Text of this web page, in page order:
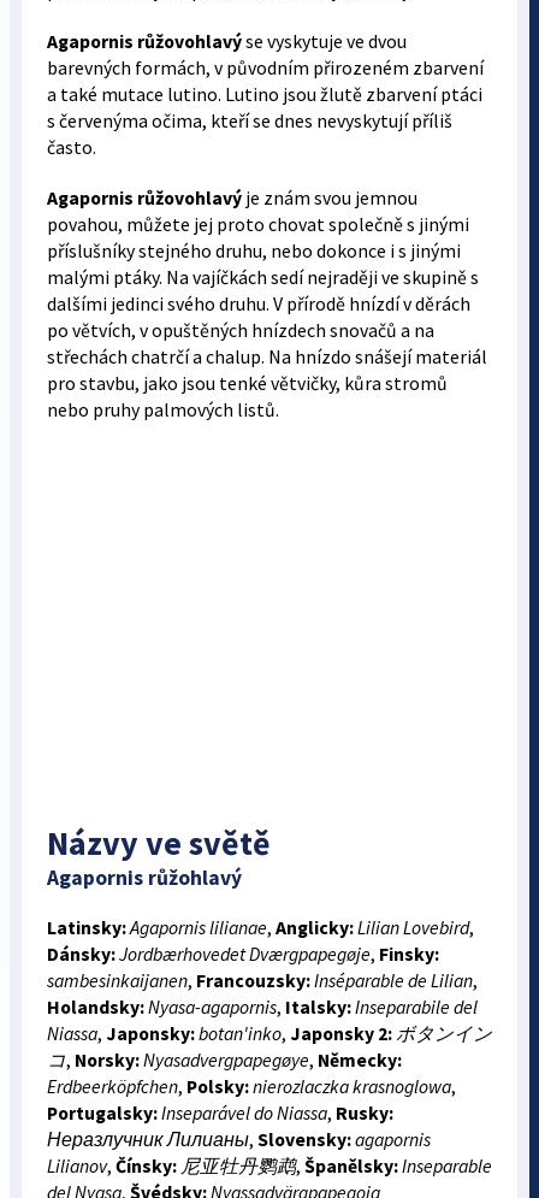
Agapornis růžovohlavýse vyskytuje ve dvou
barevných formách, v původním přirozeném zbarvení
a také mutace lutino. Lutino jsou žlutě zbarvení ptáci
s červenýma očima, kteří se dnes nevyskytují příliš
často.
Agapornis růžovohlavýje znám svou jemnou
povahou, můžete jej proto chovat společně s jinými
příslušníky stejného druhu, nebo dokonce i s jinými
malými ptáky. Na vajíčkách sedí nejraději ve skupině s
dalšími jedinci svého druhu. V přírodě hnízdí v děrách
po větvích, v opuštěných hnízdech snovačů a na
střechách chatrčí a chalup. Na hnízdo snášejí materiál
pro stavbu, jako jsou tenké větvičky, kůra stromů
nebo pruhy palmových listů.
Názvy ve světě
Agapornis růžohlavý
Latinsky:Agapornis lilianae, Anglicky:Lilian Lovebird,
Dánsky:Jordbærhovedet Dværgpapegøje, Finsky:
sambesinkaijanen, Francouzsky:Inséparable de Lilian,
Holandsky:Nyasa-agapornis, Italsky:Inseparabile del
Niassa, Japonsky:botan'inko, Japonsky 2: ボタンイン
コ, Norsky:Nyasadvergpapegøye, Německy:
Erdbeerköpfchen, Polsky:nierozlaczka krasnoglowa,
Portugalsky:Inseparável do Niassa, Rusky:
Неразлучник Лилианы, Slovensky:agapornis
Lilianov, Čínsky: 尼亚牡丹鹦鹉, Španělsky:Inseparable
del Nyasa, Švédsky:Nyassadvärgpapegoja